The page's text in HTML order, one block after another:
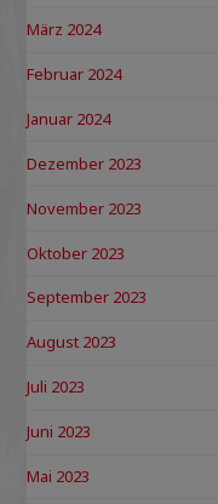
März 2024
Februar 2024
Januar 2024
Dezember 2023
November 2023
Oktober 2023
September 2023
August 2023
Juli 2023
Juni 2023
Mai 2023